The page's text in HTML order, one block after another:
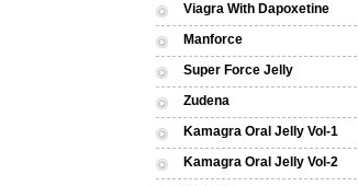
Viagra With Dapoxetine
Manforce
Super Force Jelly
Zudena
Kamagra Oral Jelly Vol-1
Kamagra Oral Jelly Vol-2